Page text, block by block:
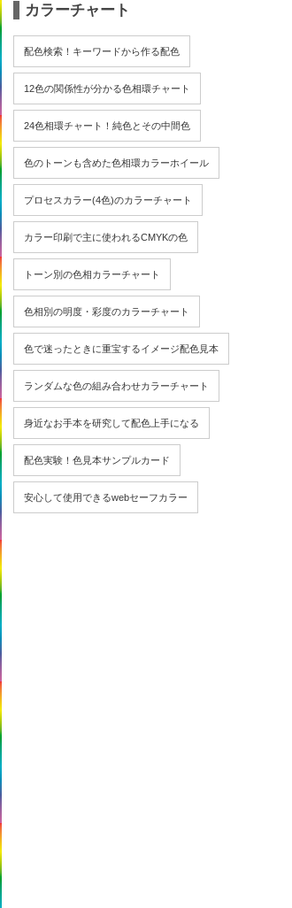
カラーチャート
配色検索！キーワードから作る配色
12色の関係性が分かる色相環チャート
24色相環チャート！純色とその中間色
色のトーンも含めた色相環カラーホイール
プロセスカラー(4色)のカラーチャート
カラー印刷で主に使われるCMYKの色
トーン別の色相カラーチャート
色相別の明度・彩度のカラーチャート
色で迷ったときに重宝するイメージ配色見本
ランダムな色の組み合わせカラーチャート
身近なお手本を研究して配色上手になる
配色実験！色見本サンプルカード
安心して使用できるwebセーフカラー